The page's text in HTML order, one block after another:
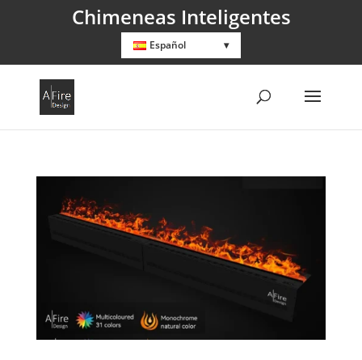
Español
Chimeneas Inteligentes